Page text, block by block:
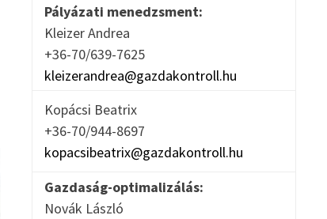
Pályázati menedzsment:
Kleizer Andrea
+36-70/639-7625
kleizerandrea@gazdakontroll.hu
Kopácsi Beatrix
+36-70/944-8697
kopacsibeatrix@gazdakontroll.hu
Gazdaság-optimalizálás:
Novák László